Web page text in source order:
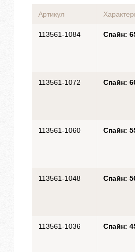
Артикул
113561-1084 Cпайн:
113561-1072 Cпайн:
113561-1060 Cпайн:
113561-1048 Cпайн:
113561-1036 Cпайн: